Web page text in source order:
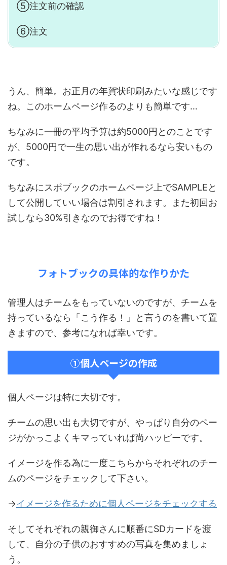
⑤注文前の確認
⑥注文
うん、簡単。お正月の年賀状印刷みたいな感じです
ね。このホームページ作るのよりも簡単です…
ちなみに一冊の平均予算は約5000円とのことです
が、5000円で一生の思い出が作れるなら安いもの
です。
ちなみにスポブックのホームページ上でSAMPLEと
して公開していい場合は割引されます。また初回お
試しなら30%引きなのでお得ですね！
フォトブックの具体的な作りかた
管理人はチームをもっていないのですが、チームを
持っているなら「こう作る！」と言うのを書いて置
きますので、参考になれば幸いです。
①個人ページの作成
個人ページは特に大切です。
チームの思い出も大切ですが、やっぱり自分のペー
ジがかっこよくキマっていれば尚ハッピーです。
イメージを作る為に一度こちらからそれぞれのチー
ムのページをチェックして下さい。
→イメージを作るために個人ページをチェックする
そしてそれぞれの親御さんに順番にSDカードを渡
して、自分の子供のおすすめの写真を集めましょ
う。